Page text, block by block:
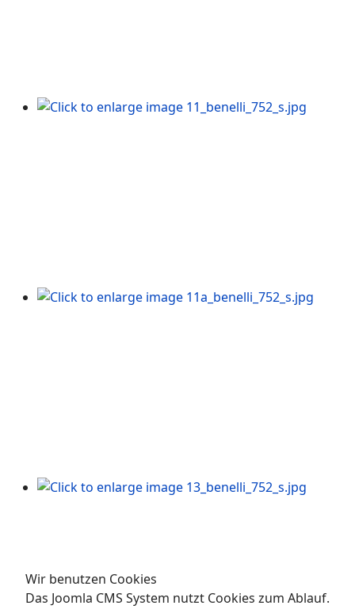
Wir benutzen Cookies
Das Joomla CMS System nutzt Cookies zum Ablauf.